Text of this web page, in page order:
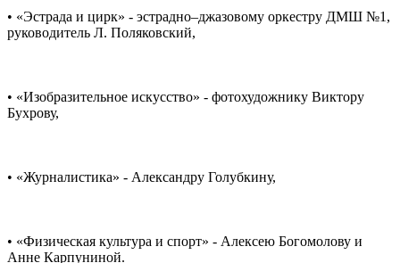
• «Эстрада и цирк» - эстрадно–джазовому оркестру ДМШ №1,
руководитель Л. Поляковский,
• «Изобразительное искусство» - фотохудожнику Виктору
Бухрову,
• «Журналистика» - Александру Голубкину,
• «Физическая культура и спорт» - Алексею Богомолову и
Анне Карпуниной.